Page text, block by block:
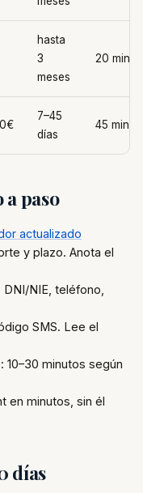
hasta
3
meses
20 min
7–45
días
45 min
paso
actualizado
y plazo. Anota el
NIE, teléfono,
SMS. Lee el
: 10–30 minutos según
en minutos, sin él
días